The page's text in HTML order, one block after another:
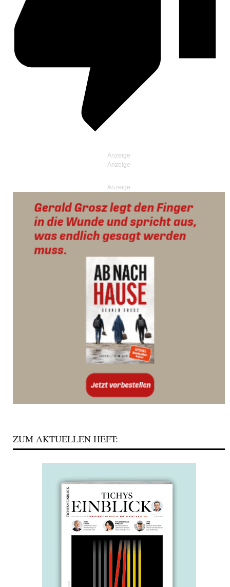
Anzeige
ZUM AKTUELLEN HEFT: